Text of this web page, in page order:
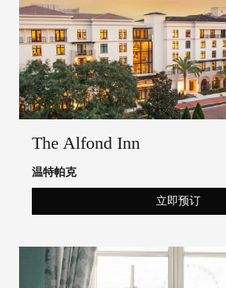
The Alfond Inn
温特帕克
立即预订